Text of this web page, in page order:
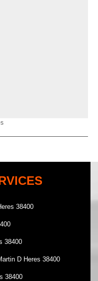
38400
38400
D Heres 38400
38400